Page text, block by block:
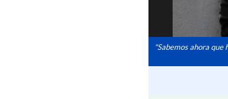
"Sabemos ahora que